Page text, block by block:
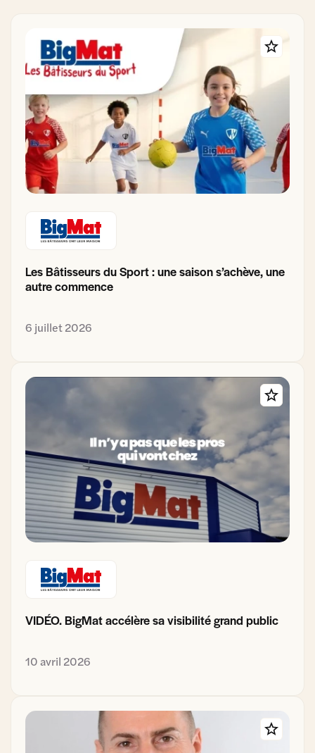
Les Bâtisseurs du Sport : une saison s’achève, une
autre commence
6 juillet 2026
VIDÉO. BigMat accélère sa visibilité grand public
10 avril 2026